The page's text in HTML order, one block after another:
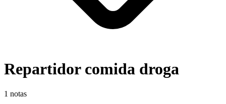
Repartidor comida droga
1 notas